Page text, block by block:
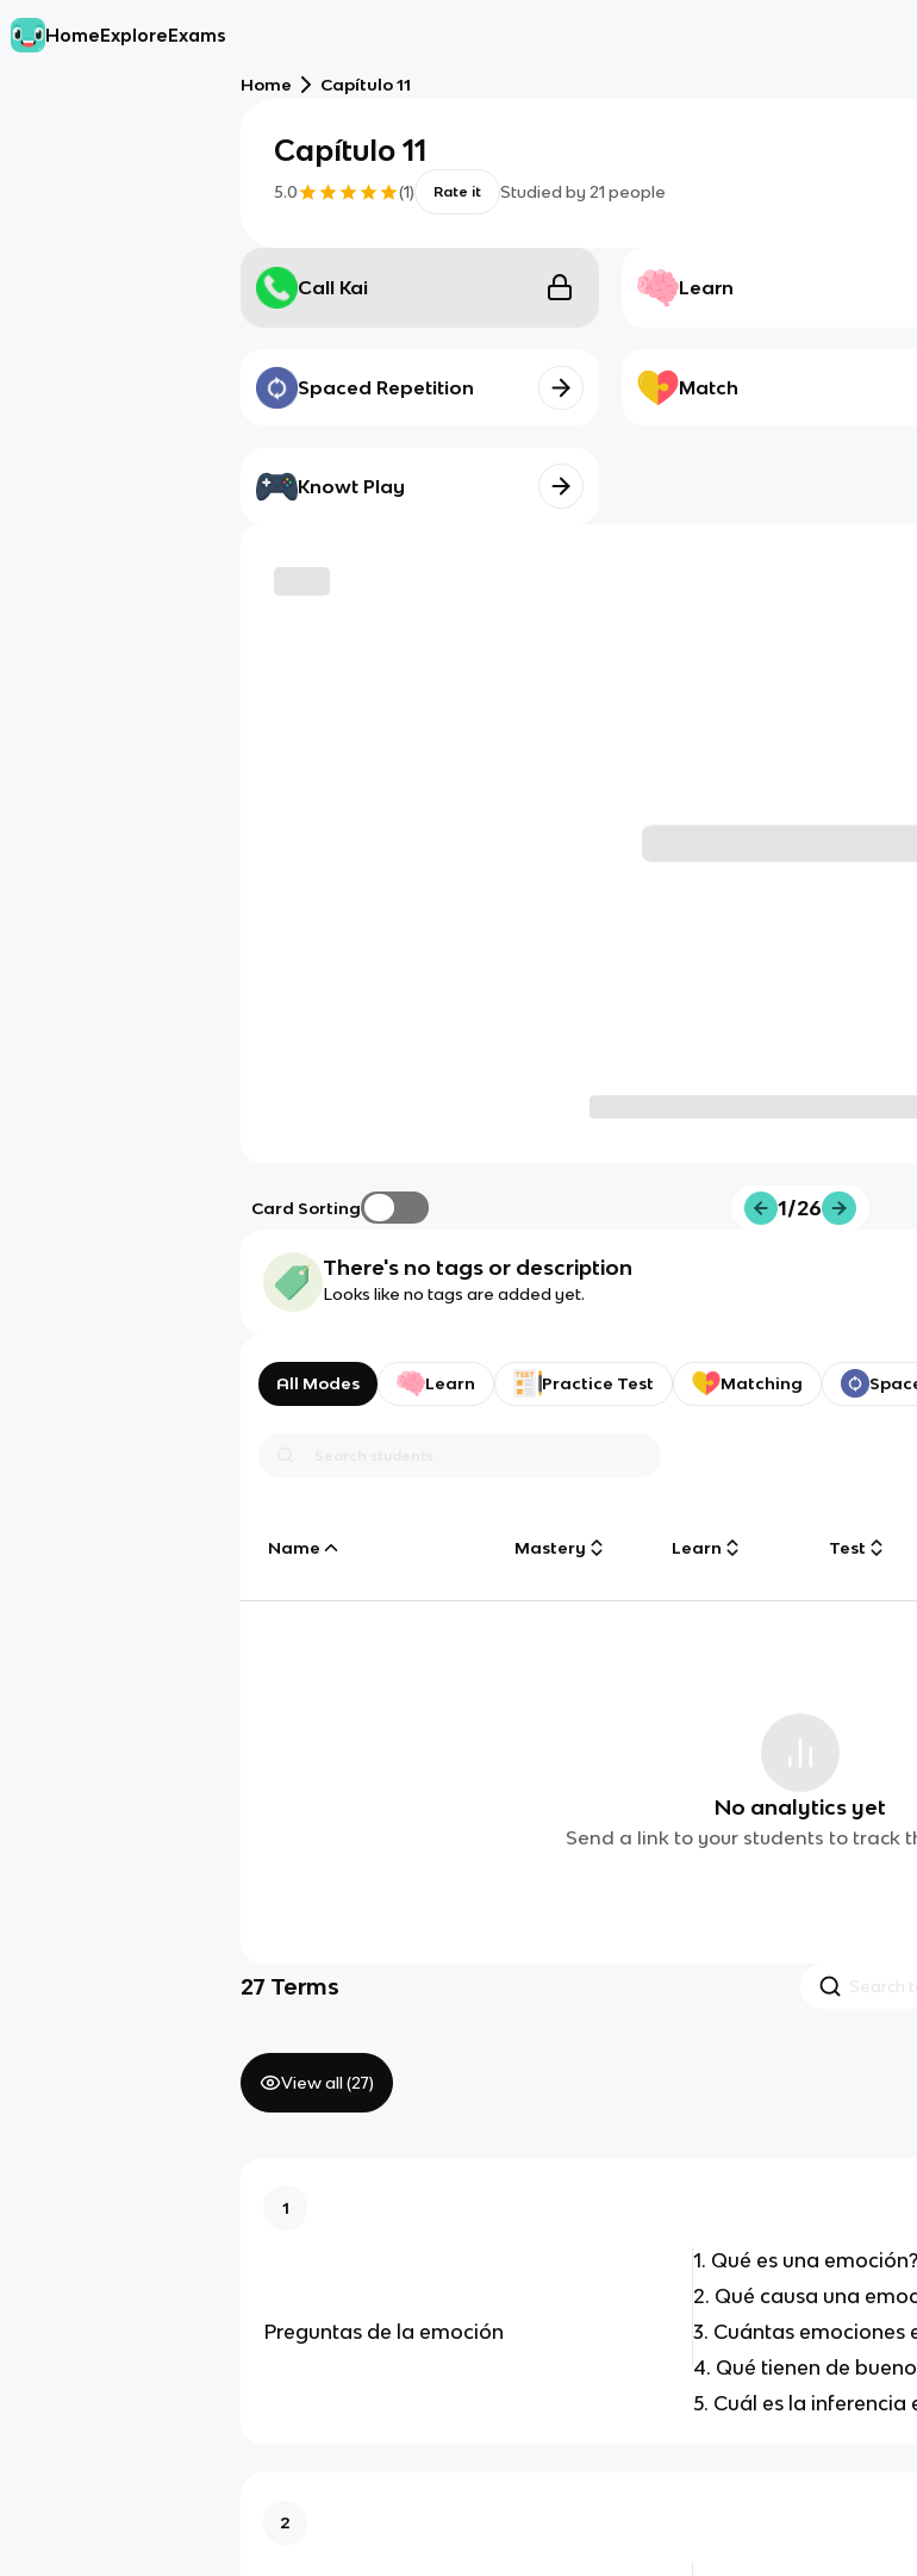
HomeExploreExams
Home Capítulo 11
Capítulo 11
5.0 (1) Rate it Studied by 21 people
Call Kai Learn
Spaced Repetition Match
Knowt Play
Card Sorting 1/26
There's no tags or description
Looks like no tags are added yet.
All Modes Learn Practice Test Matching
Name Mastery Learn Test
No analytics yet
Send a link to your students to track
27 Terms
View all (27)
1
Preguntas de la emoción
1. Qué es una emoción?
2. Qué causa una
3. Cuántas emociones
4. Qué tienen de
5. Cuál es la
2